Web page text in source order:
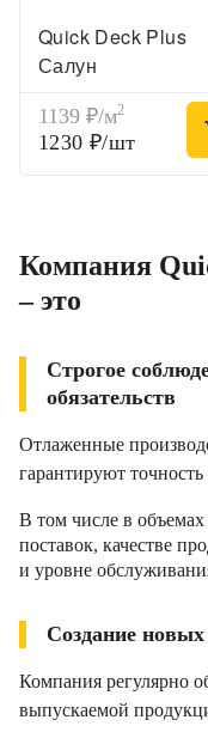
Quick Deck Plus
Салун
1139 ₽/м2
1230 ₽/шт
Компания
– это
Строгое
обязательств
Отлаженные
гарантируют
В том числе в объемах
поставок, качестве
и уровне
Создание новых
Компания регулярно
выпускаемой